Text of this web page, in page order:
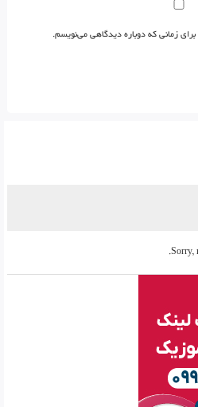
زمانی که دوباره دیدگاهی می‌نویسم.
Sorry,